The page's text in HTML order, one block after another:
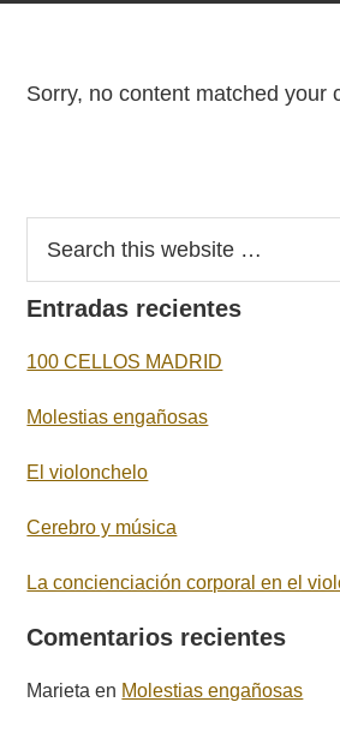
Sorry, no content matched your
Entradas recientes
100 CELLOS MADRID
Molestias engañosas
El violonchelo
Cerebro y música
La concienciación corporal en el
Comentarios recientes
Marieta en Molestias engañosas